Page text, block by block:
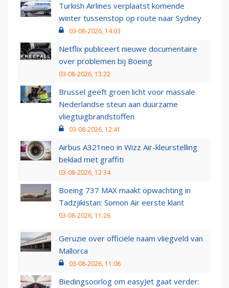
Turkish Airlines verplaatst komende
winter tussenstop op route naar Sydney
03-08-2026, 14:03
Netflix publiceert nieuwe documentaire
over problemen bij Boeing
03-08-2026, 13:22
Brussel geeft groen licht voor massale
Nederlandse steun aan duurzame
vliegtuigbrandstoffen
03-08-2026, 12:41
Airbus A321neo in Wizz Air-kleurstelling
beklad met graffiti
03-08-2026, 12:34
Boeing 737 MAX maakt opwachting in
Tadzjikistan: Somon Air eerste klant
03-08-2026, 11:26
Geruzie over officiële naam vliegveld van
Mallorca
03-08-2026, 11:06
Biedingsoorlog om easyJet gaat verder: